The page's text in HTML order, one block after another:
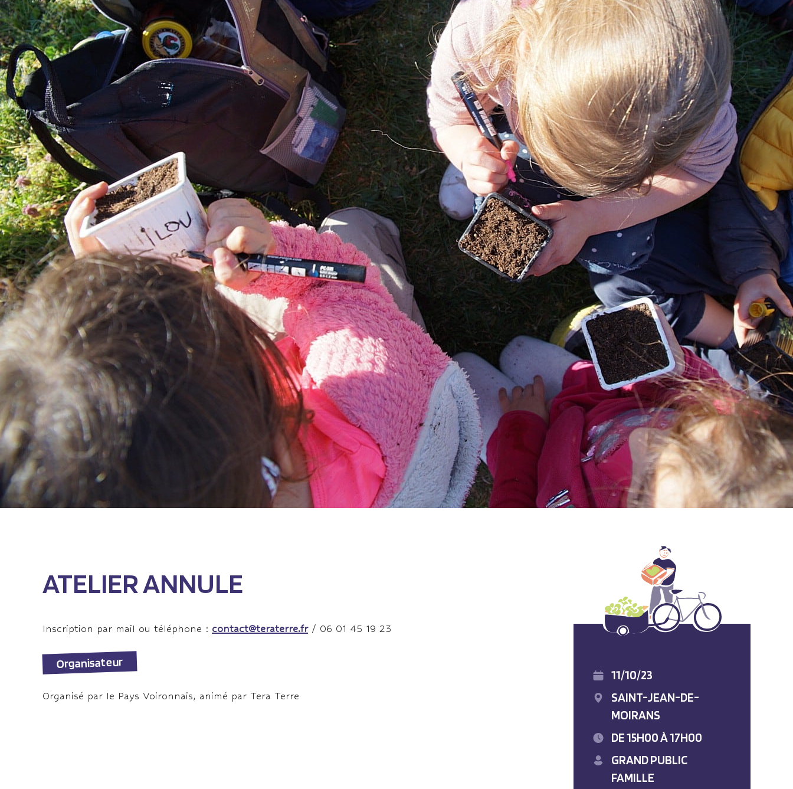
ATELIER ANNULE
Inscription par mail ou téléphone : contact@teraterre.fr/ 06 01 45 19 23
Organisateur
Organisé par le Pays Voironnais, animé par Tera Terre
11/10/23
SAINT-JEAN-DE-
MOIRANS
DE 15H00 À 17H00
GRAND PUBLIC
FAMILLE